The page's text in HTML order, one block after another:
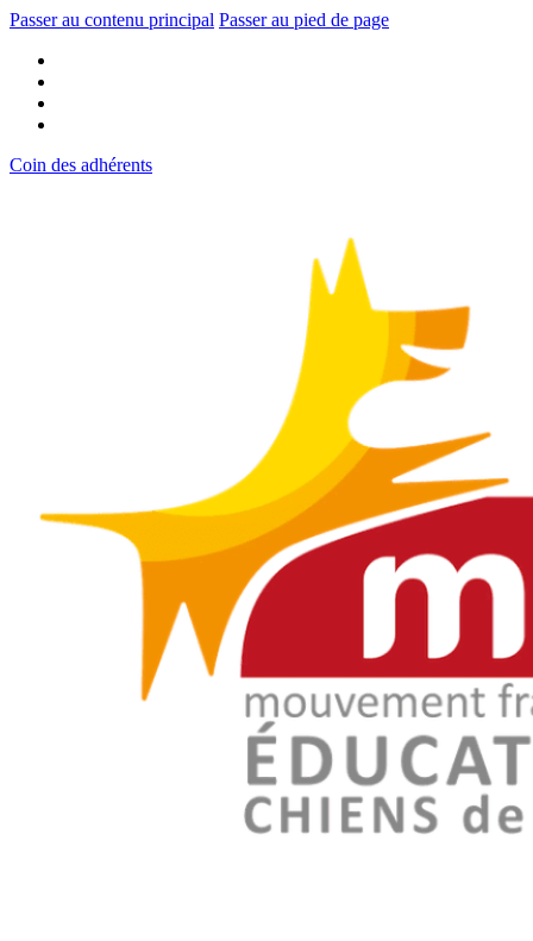
Passer au contenu principal Passer au pied de page
Coin des adhérents